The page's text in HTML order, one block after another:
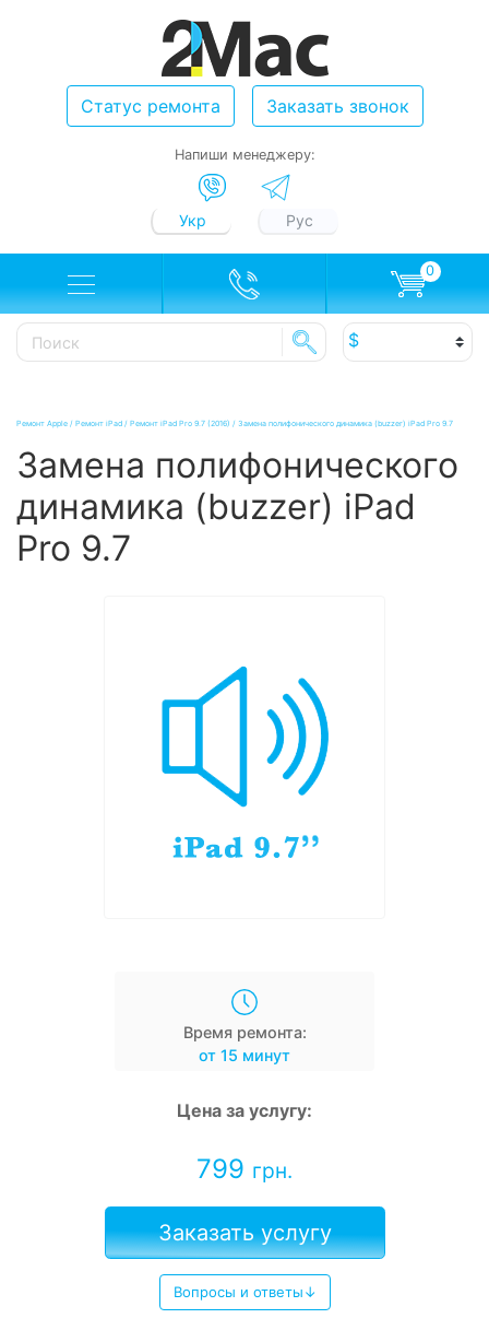
Статус ремонта Заказать звонок
Напиши менеджеру:
Укр Рус
0
Ремонт Apple / Ремонт iPad / Ремонт iPad Pro 9.7 (2016) / Замена полифонического динамика (buzzer) iPad Pro 9.7
Замена полифонического
динамика (buzzer) iPad
Pro 9.7
Время ремонта:
от 15 минут
Цена за услугу:
799 грн.
Заказать услугу
Вопросы и ответы↓